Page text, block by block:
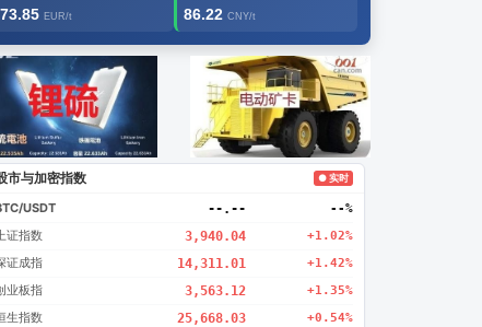
73.85 EUR/t 86.22 CNY/t
2 创新
市与加密指数 ● 实时
USDT --.-- --%
证指数 3,940.04 +1.02%
证成指 14,311.01 +1.42%
业板指 3,563.12 +1.35%
生指数 25,668.03 +0.54%